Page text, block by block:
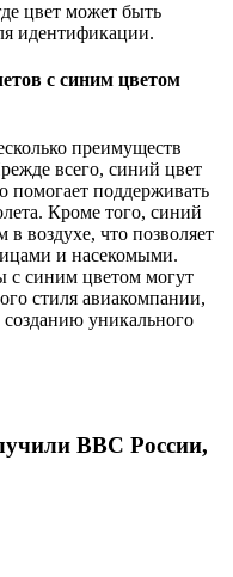
цвет может быть
идентификации.
с синим цветом
преимуществ
всего, синий цвет
помогает поддерживать
Кроме того, синий
в воздухе, что позволяет
и насекомыми.
с синим цветом могут
стиля авиакомпании,
созданию уникального
ВВС России,